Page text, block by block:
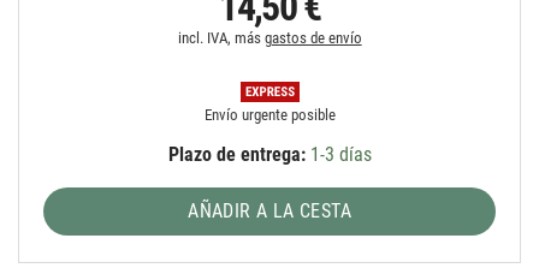
incl. IVA, más gastos de envío
Envío urgente posible
Plazo de entrega:1-3 días
AÑADIR A LA CESTA